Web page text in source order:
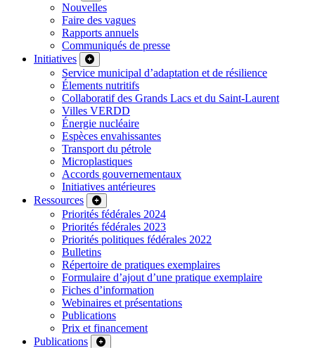
Nouvelles
Faire des vagues
Rapports annuels
Communiqués de presse
Initiatives
Service municipal d’adaptation et de résilience
Élements nutritifs
Collaboratif des Grands Lacs et du Saint-Laurent
Villes VERDD
Énergie nucléaire
Espèces envahissantes
Transport du pétrole
Microplastiques
Accords gouvernementaux
Initiatives antérieures
Ressources
Priorités fédérales 2024
Priorités fédérales 2023
Priorités politiques fédérales 2022
Bulletins
Répertoire de pratiques exemplaires
Formulaire d’ajout d’une pratique exemplaire
Fiches d’information
Webinaires et présentations
Publications
Prix et financement
Publications